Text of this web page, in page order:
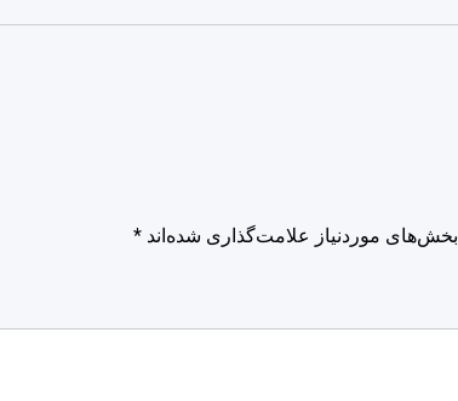
بخش‌های موردنیاز علامت‌گذاری شده‌اند *